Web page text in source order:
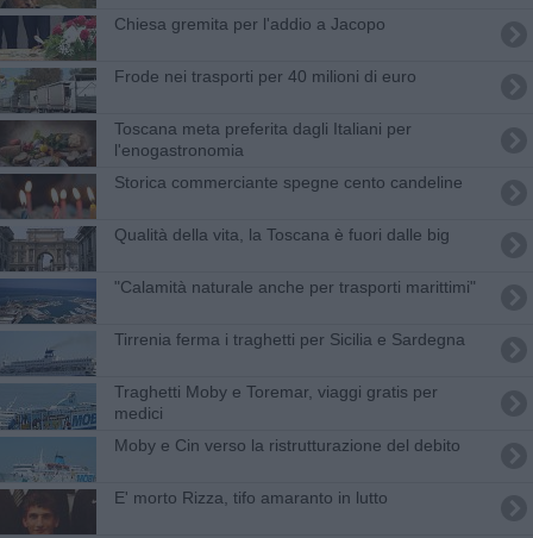
Chiesa gremita per l'addio a Jacopo
Frode nei trasporti per 40 milioni di euro
Toscana meta preferita dagli Italiani per
l'enogastronomia
Storica commerciante spegne cento candeline
Qualità della vita, la Toscana è fuori dalle big
"Calamità naturale anche per trasporti marittimi"
Tirrenia ferma i traghetti per Sicilia e Sardegna
Traghetti Moby e Toremar, viaggi gratis per
medici
Moby e Cin verso la ristrutturazione del debito
E' morto Rizza, tifo amaranto in lutto